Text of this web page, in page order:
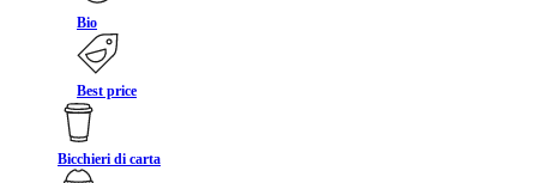
Bio
Best price
Bicchieri di carta